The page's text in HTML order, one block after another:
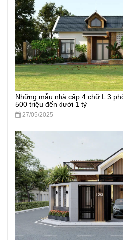
Những mẫu nhà cấp 4 chữ L 3
500 triệu đến dưới 1 tỷ
27/05/2025